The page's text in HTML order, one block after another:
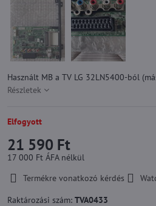
Használt MB a TV LG 32LN5400-ból
Részletek
Elfogyott
21 590 Ft
17 000 Ft ÁFA nélkül
Termékre vonatkozó kérdés
Raktározási szám: TVA0433